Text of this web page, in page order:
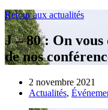
Retour aux actualités
J – 80 : On
de nos
2 novembre 2021
Actualités,